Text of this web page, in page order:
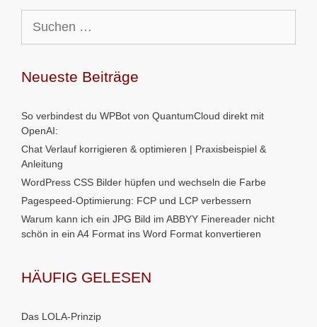
nach:
Neueste Beiträge
So verbindest du WPBot von QuantumCloud direkt mit
OpenAI:
Chat Verlauf korrigieren & optimieren | Praxisbeispiel &
Anleitung
WordPress CSS Bilder hüpfen und wechseln die Farbe
Pagespeed-Optimierung: FCP und LCP verbessern
Warum kann ich ein JPG Bild im ABBYY Finereader nicht
schön in ein A4 Format ins Word Format konvertieren
HÄUFIG GELESEN
Das LOLA-Prinzip